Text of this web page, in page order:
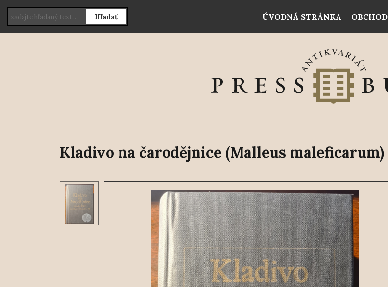
ÚVODNÁ STRÁNKA OBCHOD
Hľadať
Kladivo na čarodějnice (Malleus maleficarum)